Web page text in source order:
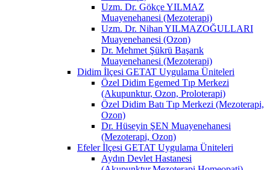
Uzm. Dr. Gökçe YILMAZ
Muayenehanesi (Mezoterapi)
Uzm. Dr. Nihan YILMAZOĞULLARI
Muayenehanesi (Ozon)
Dr. Mehmet Şükrü Başarık
Muayenehanesi (Mezoterapi)
Didim İlçesi GETAT Uygulama Üniteleri
Özel Didim Egemed Tıp Merkezi
(Akupunktur, Ozon, Proloterapi)
Özel Didim Batı Tıp Merkezi (Mezoterapi,
Ozon)
Dr. Hüseyin ŞEN Muayenehanesi
(Mezoterapi, Ozon)
Efeler İlçesi GETAT Uygulama Üniteleri
Aydın Devlet Hastanesi